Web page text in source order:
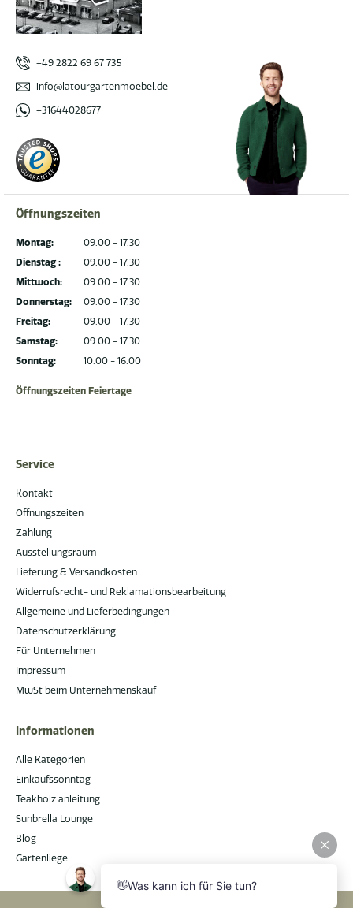
+49 2822 69 67 735
info@latourgartenmoebel.de
+31644028677
Öffnungszeiten
Montag:
Dienstag :
Mittwoch:
Donnerstag:
Freitag:
Samstag:
Sonntag:
09.00 - 17.30
09.00 - 17.30
09.00 - 17.30
09.00 - 17.30
09.00 - 17.30
09.00 - 17.30
10.00 - 16.00
Öffnungszeiten Feiertage
Service
Kontakt
Öffnungszeiten
Zahlung
Ausstellungsraum
Lieferung & Versandkosten
Widerrufsrecht- und Reklamationsbearbeitung
Allgemeine und Lieferbedingungen
Datenschutzerklärung
Für Unternehmen
Impressum
MwSt beim Unternehmenskauf
Informationen
Alle Kategorien
Einkaufssonntag
Teakholz anleitung
Sunbrella Lounge
Blog
Gartenliege